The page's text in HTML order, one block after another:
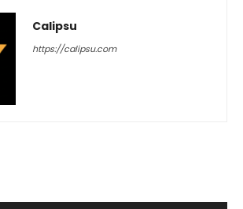
Calipsu
https://calipsu.com